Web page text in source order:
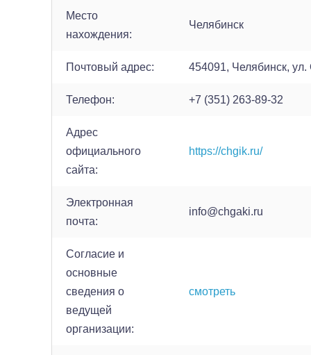
Место
нахождения:
Челябинск
Почтовый адрес: 454091, Челябинск,
Телефон: +7 (351) 263-89-32
Адрес
официального
сайта:
https://chgik.ru/
Электронная
почта:
info@chgaki.ru
Согласие и
основные
сведения о
ведущей
организации:
смотреть